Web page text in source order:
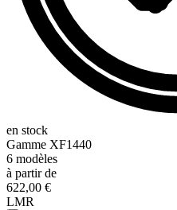
en stock
Gamme XF1440
6 modèles
à partir de
622,00 €
LMR